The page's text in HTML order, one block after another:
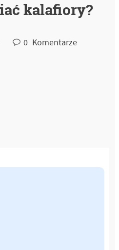
kalafiory?
0 Komentarze